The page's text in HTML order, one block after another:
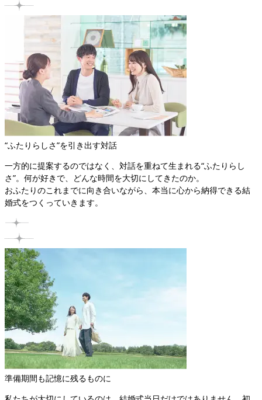
“ふたりらしさ”を引き出す対話
一方的に提案するのではなく、対話を重ねて生まれる“ふたりらし
さ”。何が好きで、どんな時間を大切にしてきたのか。
おふたりのこれまでに向き合いながら、本当に心から納得できる結
婚式をつくっていきます。
準備期間も記憶に残るものに